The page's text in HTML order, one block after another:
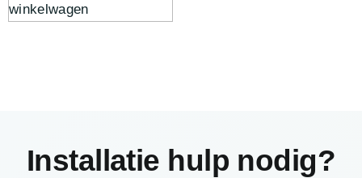
winkelwagen
Installatie hulp nodig?